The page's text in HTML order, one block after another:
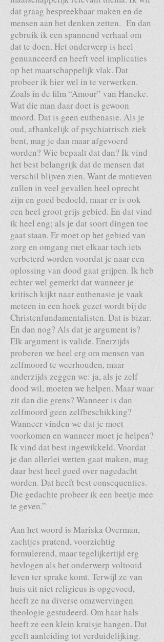
dat graag bespreekbaar maken en de
mensen aan het denken zetten. En dan
gebruik ik een spannend verhaal om
dat te doen. Het onderwerp is heel
genuanceerd en heeft veel implicaties
op het maatschappelijk vlak. Dat
probeer ik hier wel in te verwerken.
Zoals in de film “Amour” van Haneke.
Wat die man daar doet is gewoon
moord. Dat is geen euthenasie. Als je
oud, afhankelijk of psychiatrisch ziek
bent, mag je dan maar afgevoerd
worden? Wie bepaalt dat dan? Ik vind
het best belangrijk dat de mensen dat
verschil blijven zien. Want de motieven
zullen in veel gevallen heel oprecht
zijn en goed bedoeld, maar er is ook
een heel groot grijs gebied. En dat vind
ik heel eng; als je dat soort dingen toe
gaat staan. Er moet op het gebied van
zorg en omgang met elkaar toch iets
verbeterd worden voordat je naar een
oplossing van dood gaat grijpen. Ik heb
echter wel gemerkt dat wanneer je
kritisch kijkt naar euthenasie je vaak
meteen in een hoek gezet wordt bij de
Christenfundamentalisten. Dat is bizar.
En dan nog? Als dat je argument is?
Elk argument is valide. Enerzijds
proberen we heel erg om mensen van
zelfmoord te weerhouden, maar
anderzijds zeggen we: ja, als je zelf
dood wil, moeten we helpen. Maar waar
zit dan die grens? Wanneer is dan
zelfmoord geen zelfbeschikking?
Wanneer vinden we dat je moet
voorkomen en wanneer moet je helpen?
Ik vind dat best ingewikkeld. Voordat
je dan allerlei wetten gaat maken, mag
daar best heel goed over nagedacht
worden. Dat heeft best consequenties.
Die gedachte probeer ik een beetje mee
te geven.”
Aan het woord is Mariska Overman,
zachtjes pratend, voorzichtig
formulerend, maar tegelijkertijd erg
bevlogen als het onderwerp voltooid
leven ter sprake komt. Terwijl ze van
huis uit niet religieus is opgevoed,
heeft ze na diverse omzwervingen
theologie gestudeerd. Om haar hals
heeft ze een klein kruisje hangen. Dat
geeft aanleiding tot verduidelijking.